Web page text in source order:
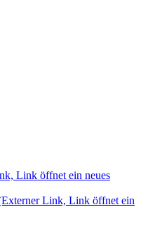
Link öffnet ein neues
Link, Link öffnet ein